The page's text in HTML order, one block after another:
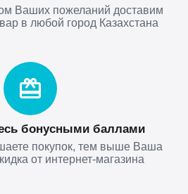
Ваших пожеланий доставим
в любой город Казахстана
бонусными баллами
покупок, тем выше Ваша
от интернет-магазина